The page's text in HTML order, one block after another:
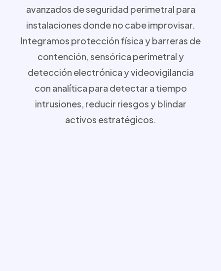
avanzados de seguridad perimetral para
instalaciones donde no cabe improvisar.
Integramos protección física y barreras de
contención, sensórica perimetral y
detección electrónica y videovigilancia
con analítica para detectar a tiempo
intrusiones, reducir riesgos y blindar
activos estratégicos.